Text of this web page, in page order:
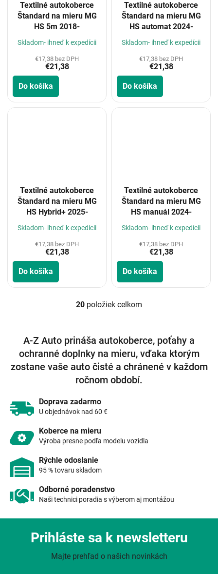
Textilné autokoberce
Štandard na mieru MG
HS 5m 2018-
Skladom- ihneď k expedícii
€17,38 bez DPH
€21,38
Do košíka
Textilné autokoberce
Štandard na mieru MG
HS automat 2024-
Skladom- ihneď k expedícii
€17,38 bez DPH
€21,38
Do košíka
Textilné autokoberce
Štandard na mieru MG
HS Hybrid+ 2025-
Skladom- ihneď k expedícii
€17,38 bez DPH
€21,38
Do košíka
Textilné autokoberce
Štandard na mieru MG
HS manuál 2024-
Skladom- ihneď k expedícii
€17,38 bez DPH
€21,38
Do košíka
O
á
d
a
c
i
e
v
20 položiek celkom
A-Z Auto prináša autokoberce, poťahy a
ochranné doplnky na mieru, vďaka ktorým
zostane vaše auto čisté a chránené v každom
ročnom období.
Doprava zadarmo
U objednávok nad 60 €
Koberce na mieru
Výroba presne podľa modelu vozidla
Rýchle odoslanie
95 % tovaru skladom
Odborné poradenstvo
Naši technici poradia s výberom aj montážou
Prihláste sa k newsletteru
Majte prehľad o našich novinkách